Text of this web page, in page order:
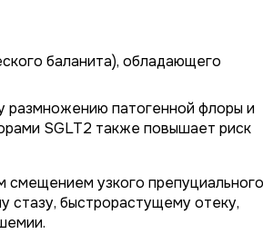
баланита), обладающего
размножению патогенной флоры и
SGLT2 также повышает риск
смещением узкого препуциального
стазу, быстрорастущему отеку,